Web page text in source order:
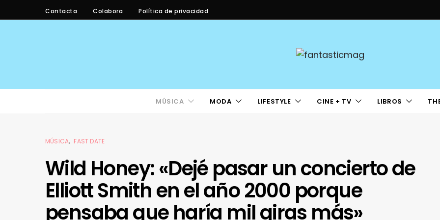
Contacta Colabora Política de privacidad
MÚSICA MODA LIFESTYLE CINE + TV LIBROS
MÚSICA FAST DATE
Wild Honey: «Dejé pasar un concierto de
Elliott Smith en el año 2000 porque
pensaba que haría mil giras más»